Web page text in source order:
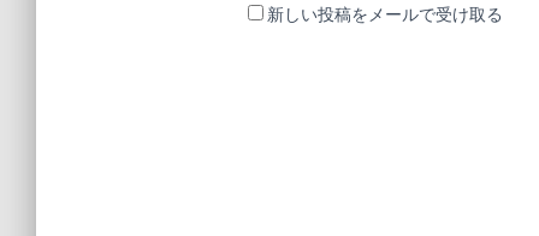
新しい投稿をメールで受け取る